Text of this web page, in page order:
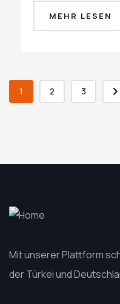
MEHR LESEN
1 2 3
Mit unserer Plattform
der Türkei und